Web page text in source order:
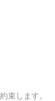
束します。